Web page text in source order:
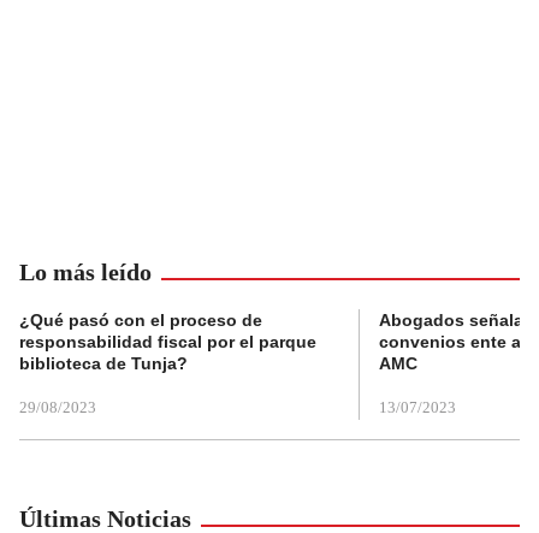
Lo más leído
¿Qué pasó con el proceso de
responsabilidad fiscal por el parque
biblioteca de Tunja?
29/08/2023
Abogados
convenios ente
AMC
13/07/2023
Últimas Noticias